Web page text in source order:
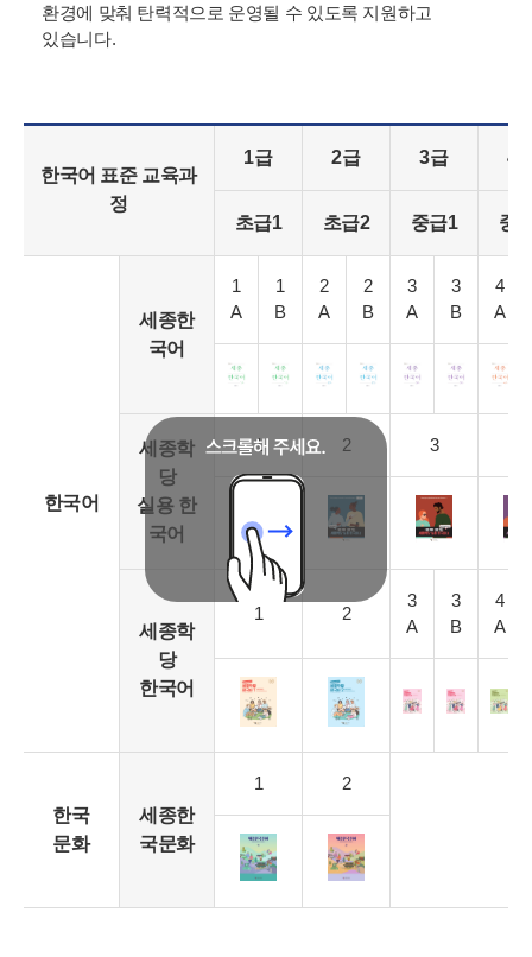
환경에 맞춰 탄력적으로 운영될 수 있도록 지원하고
있습니다.
한국어 표준 교육과
정
1급 2급 3급 4
초급1 초급2 중급1 중
한국어
세종한
국어
1
A
1
B
2
A
2
B
3
A
3
B
4
A
세종학
당
실용 한
국어
1 2 3
세종학
당
한국어
1 2
3
A
3
B
4
A
한국
문화
세종한
국문화
1 2